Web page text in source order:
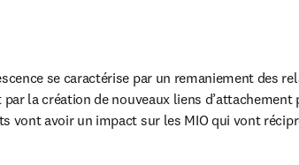
se caractérise par un remaniement des
la création de nouveaux liens
vont avoir un impact sur les MIO qui vont